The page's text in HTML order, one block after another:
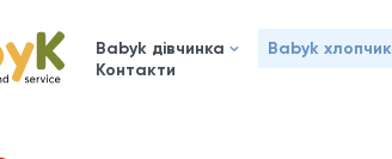
Babyk дівчинка Babyk хлопчик
Контакти